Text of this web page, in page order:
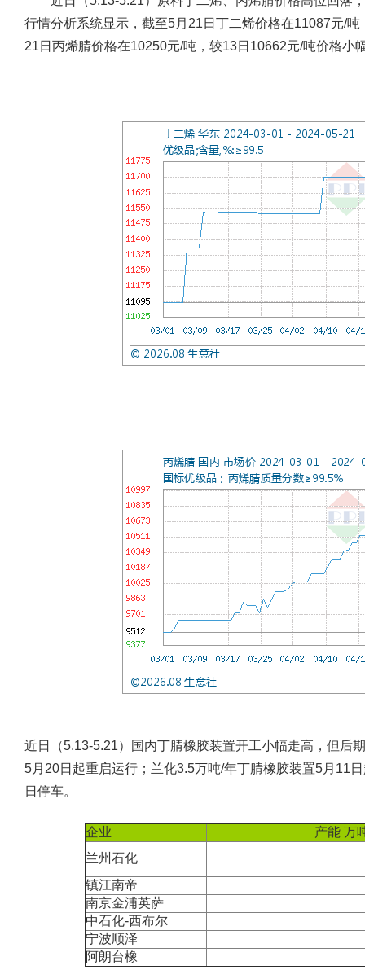
行情分析系统显示，截至5月21日丁二烯价格在11087元/
21日丙烯腈价格在10250元/吨，较13日10662元/吨价格小
近日（5.13-5.21）国内丁腈橡胶装置开工小幅走高，但后
5月20日起重启运行；兰化3.5万吨/年丁腈橡胶装置5月11
日停车。
企业
产能 万
兰州石化
镇江南帝
南京金浦英萨
中石化-西布尔
宁波顺泽
阿朗台橡